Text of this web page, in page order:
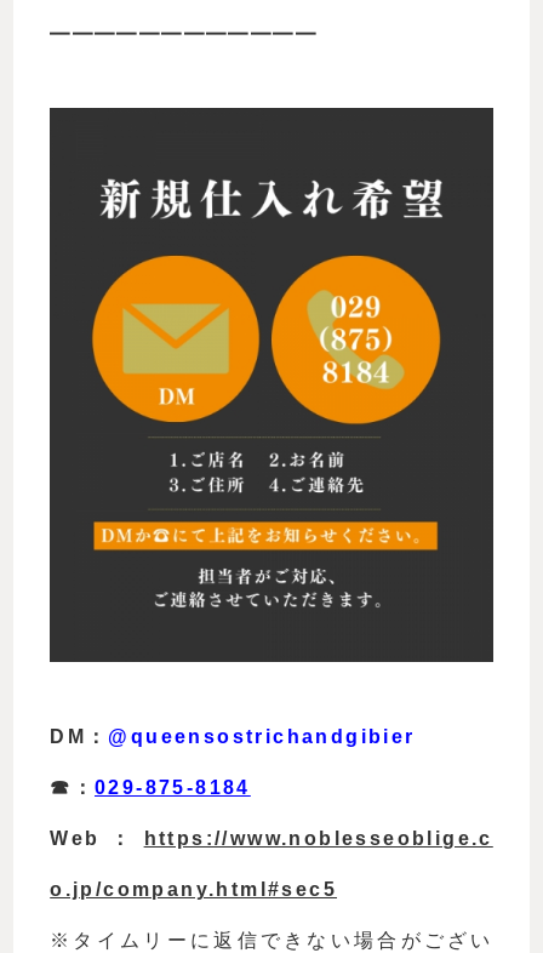
━━━━━━━━━━━━
DM： @queensostrichandgibier
☎︎：029-875-8184
Web： https://www.noblesseoblige.c
o.jp/company.html#sec5
※タイムリーに返信できない場合がござい